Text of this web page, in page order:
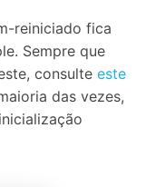
reiniciado fica
Sempre que
consulte este
das vezes,